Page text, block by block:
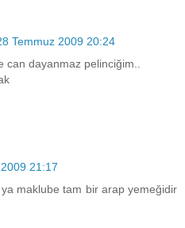
Temmuz 2009 20:24
dayanmaz pelinciğim..
21:17
maklube tam bir arap yemeğidir